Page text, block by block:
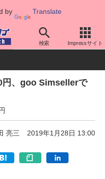
by Translate
検索 Impressサイト
格安スマホ/SIMフリースマ
円、goo Simsellerで
亮三 2019年1月28日 13:00